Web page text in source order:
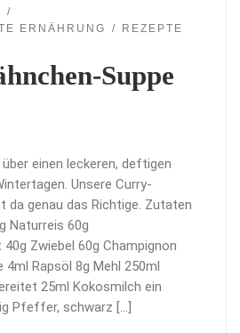
ERNÄHRUNG
REZEPTE
Suppe
einen leckeren, deftigen
Unsere Curry-
da genau das Richtige. Zutaten
Naturreis 60g
Zwiebel 60g Champignon
4ml Rapsöl 8g Mehl 250ml
25ml Kokosmilch ein
Pfeffer, schwarz […]